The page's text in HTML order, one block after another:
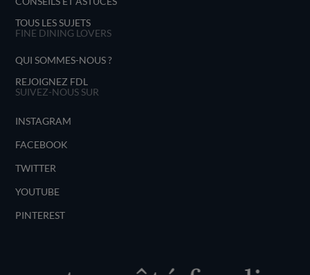
TOUS LES SUJETS
FINE DINING LOVERS
QUI SOMMES-NOUS ?
REJOIGNEZ FDL
SUIVEZ-NOUS SUR
INSTAGRAM
FACEBOOK
TWITTER
YOUTUBE
PINTEREST